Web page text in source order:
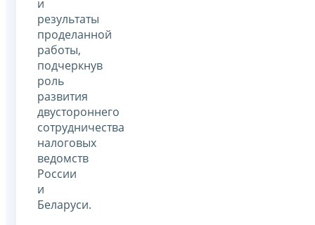
и
результаты
проделанной
работы,
подчеркнув
роль
развития
двустороннего
сотрудничества
налоговых
ведомств
России
и
Беларуси.